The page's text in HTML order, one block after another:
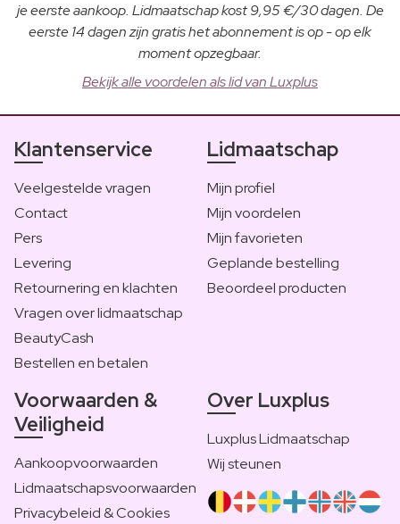
je eerste aankoop. Lidmaatschap kost 9,95 €/30 dagen. De
eerste 14 dagen zijn gratis het abonnement is op - op elk
moment opzegbaar.
Bekijk alle voordelen als lid van Luxplus
Klantenservice
Veelgestelde vragen
Contact
Pers
Levering
Retournering en klachten
Vragen over lidmaatschap
BeautyCash
Bestellen en betalen
Lidmaatschap
Mijn profiel
Mijn voordelen
Mijn favorieten
Geplande bestelling
Beoordeel producten
Voorwaarden &
Veiligheid
Aankoopvoorwaarden
Lidmaatschapsvoorwaarden
Privacybeleid & Cookies
Over Luxplus
Luxplus Lidmaatschap
Wij steunen